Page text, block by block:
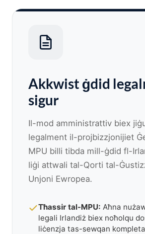
Akkwist ġdid
sigur
Il-mod amministrattiv biex
legalment il-projbizzjonijiet
MPU billi tibda mill-ġdid fl-
liġi attwali tal-Qorti tal-
Unjoni Ewropea.
Tħassir tal-MPU: Aħna
legali Irlandiż biex noħolqu
liċenzja tas-sewqan